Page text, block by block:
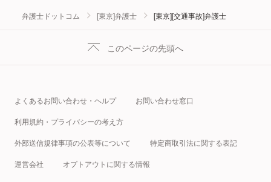
弁護士ドットコム [東京]弁護士 [東京][交通事故]弁護士
このページの先頭へ
よくあるお問い合わせ・ヘルプ お問い合わせ窓口
利用規約・プライバシーの考え方
外部送信規律事項の公表等について 特定商取引法に関する表記
運営会社 オプトアウトに関する情報